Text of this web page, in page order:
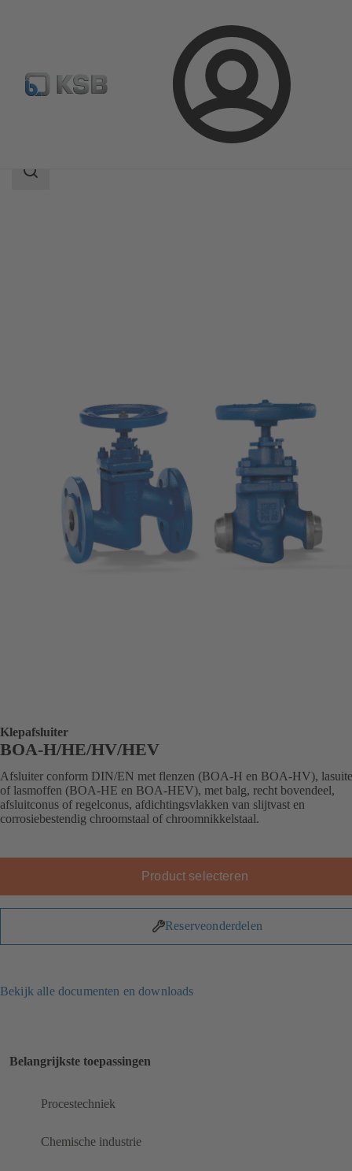
Aanmelding
Productcatalogus BOA-H/HE/HV/HEV
Zoekgebied
Klepafsluiter
BOA-H/HE/HV/HEV
Afsluiter conform DIN/EN met flenzen (BOA-H en BOA-HV),
of lasmoffen (BOA-HE en BOA-HEV), met balg, recht bovendeel,
afsluitconus of regelconus, afdichtingsvlakken van slijtvast en
corrosiebestendig chroomstaal of chroomnikkelstaal.
Product selecteren
Reserveonderdelen
Bekijk alle documenten en downloads
Belangrijkste toepassingen
Procestechniek
Chemische industrie